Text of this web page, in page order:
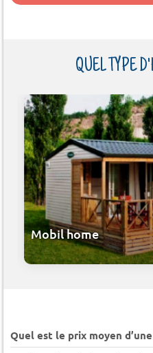
QUEL TYPE
Mobil home
Quel est le prix moyen